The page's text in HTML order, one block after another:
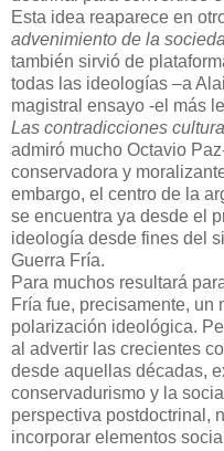
Esta idea reaparece en
advenimiento de la
también sirvió de
todas las ideologías –a
magistral ensayo -el más
Las contradicciones
admiró mucho Octavio
conservadora y
embargo, el centro de la
se encuentra ya desde el
ideología desde fines del
Guerra Fría.
Para muchos resultará
Fría fue, precisamente, un
polarización ideológica.
al advertir las crecientes
desde aquellas décadas,
conservadurismo y la
perspectiva postdoctrinal,
incorporar elementos